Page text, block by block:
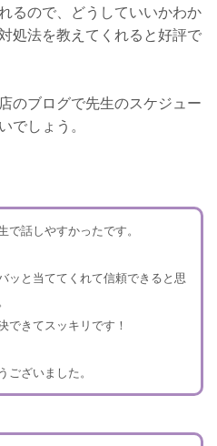
るので、どうしていいかわか
処法を教えてくれると好評で
のブログで先生のスケジュー
でしょう。
で話しやすかったです。
ッと当ててくれて信頼できると思
できてスッキリです！
ございました。